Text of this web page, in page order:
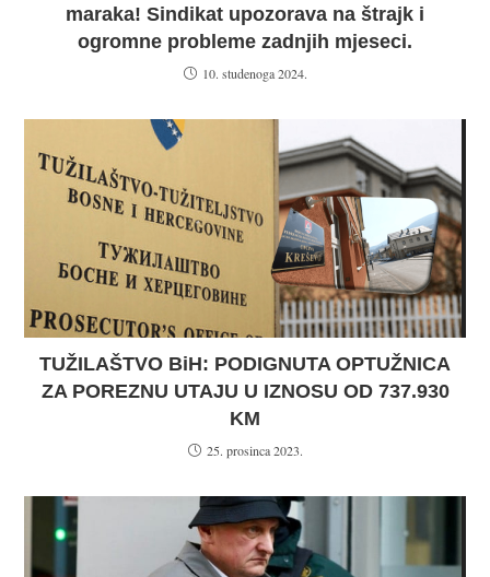
maraka! Sindikat upozorava na štrajk i
ogromne probleme zadnjih mjeseci.
10. studenoga 2024.
TUŽILAŠTVO BiH: PODIGNUTA OPTUŽNICA
ZA POREZNU UTAJU U IZNOSU OD 737.930
KM
25. prosinca 2023.